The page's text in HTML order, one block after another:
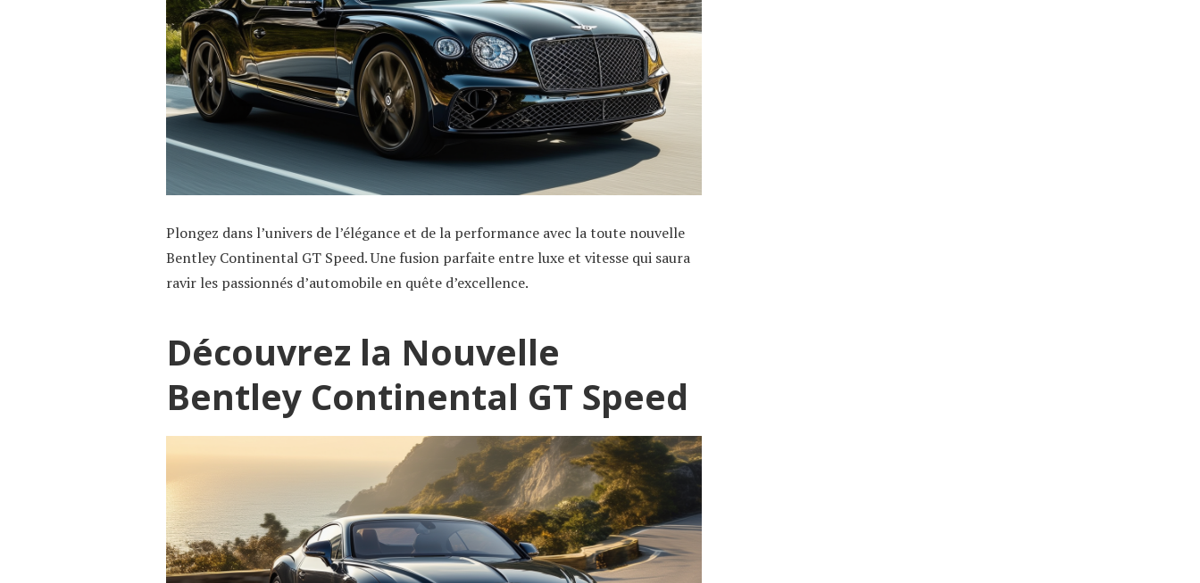
Plongez dans l’univers de l’élégance et de la performance avec la toute nouvelle
Bentley Continental GT Speed. Une fusion parfaite entre luxe et vitesse qui saura
ravir les passionnés d’automobile en quête d’excellence.
Découvrez la Nouvelle
Bentley Continental GT Speed